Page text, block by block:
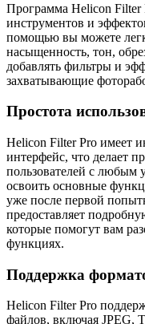
Программа Helicon Filter
инструментов и
помощью вы можете
насыщенность, тон,
добавлять фильтры и
захватывающие
Простота
Helicon Filter Pro имеет
интерфейс, что делает
пользователей с любым
освоить основные
уже после первой
предоставляет
которые помогут вам
функциях.
Поддержка
Helicon Filter Pro
файлов, включая JPEG,